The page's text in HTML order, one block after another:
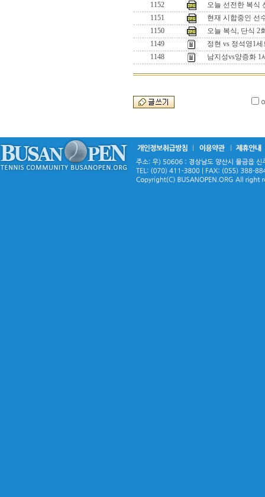
1152
오늘 선전한 복식
1151
현재 시합중인 선
1150
오늘 복식, 단식 2
1149
정현 vs 정석영1
1148
남지성vs양증화 1